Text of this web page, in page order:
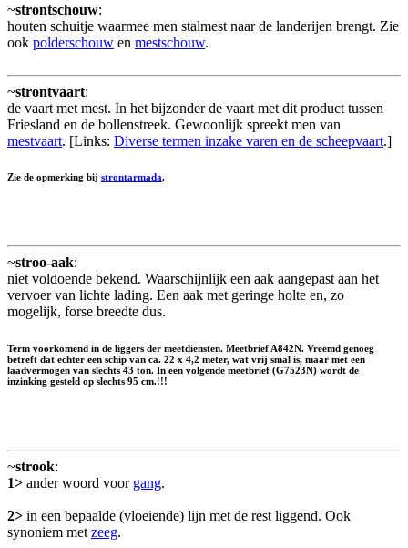
~strontschouw:
houten schuitje waarmee men stalmest naar de landerijen brengt. Zie
ook polderschouw en mestschouw.
~strontvaart:
de vaart met mest. In het bijzonder de vaart met dit product tussen
Friesland en de bollenstreek. Gewoonlijk spreekt men van
mestvaart. [Links: Diverse termen inzake varen en de scheepvaart.]
Zie de opmerking bij strontarmada.
~stroo-aak:
niet voldoende bekend. Waarschijnlijk een aak aangepast aan het
vervoer van lichte lading. Een aak met geringe holte en, zo
mogelijk, forse breedte dus.
Term voorkomend in de liggers der meetdiensten. Meetbrief A842N. Vreemd genoeg
betreft dat echter een schip van ca. 22 x 4,2 meter, wat vrij smal is, maar met een
laadvermogen van slechts 43 ton. In een volgende meetbrief (G7523N) wordt de
inzinking gesteld op slechts 95 cm.!!!
~strook:
1> ander woord voor gang.
2> in een bepaalde (vloeiende) lijn met de rest liggend. Ook
synoniem met zeeg.